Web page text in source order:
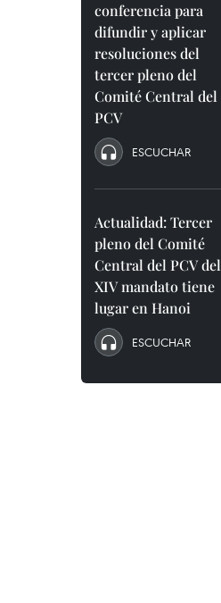
conferencia para
difundir y aplicar
resoluciones del
tercer pleno del
Comité Central del
PCV
ESCUCHAR
Actualidad: Tercer
pleno del Comité
Central del PCV del
XIV mandato tiene
lugar en Hanoi
ESCUCHAR